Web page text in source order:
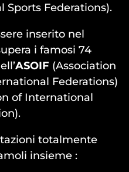
Sports Federations).
inserito nel
i famosi 74
ASOIF (Association
Federations)
of International
totalmente
insieme :